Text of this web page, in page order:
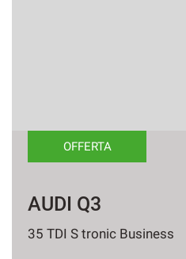
OFFERTA
AUDI Q3
35 TDI S tronic Business